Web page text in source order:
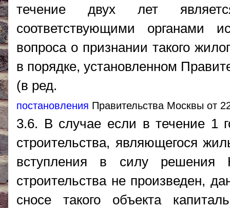
течение двух лет
соответствующими органами
вопроса о признании такого
в порядке, установленном
(в ред.
постановления Правительства Москвы от
3.6. В случае если в течение 1
строительства, являющегося
вступления в силу решения
строительства не произведен,
сносе такого объекта